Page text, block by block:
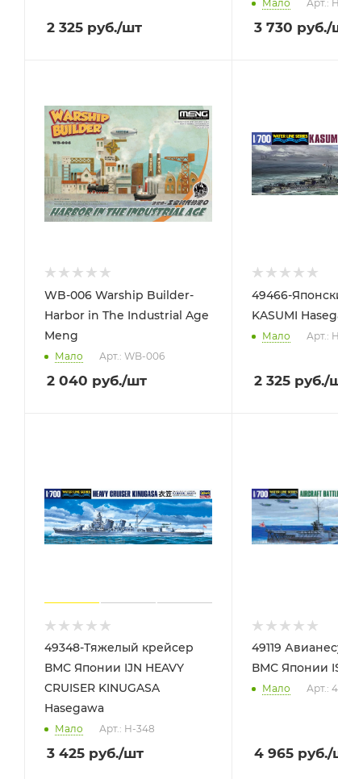
2 325 руб./шт
Мало Арт.:
3 730 руб./
WB-006 Warship Builder-
Harbor in The Industrial Age
Meng
Мало Арт.: WB-006
2 040 руб./шт
49466-
KASUMI
Мало Арт.:
2 325руб./
49348-Тяжелый крейсер
ВМС Японии IJN HEAVY
CRUISER KINUGASA
Hasegawa
Мало Арт.: H-348
3 425 руб./шт
49119
Мало Арт.:
4 965руб./